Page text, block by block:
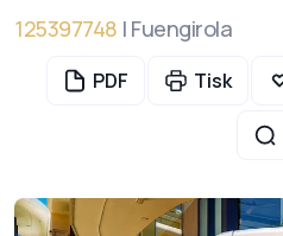
125397748 | Fuengirola
PDF Tisk